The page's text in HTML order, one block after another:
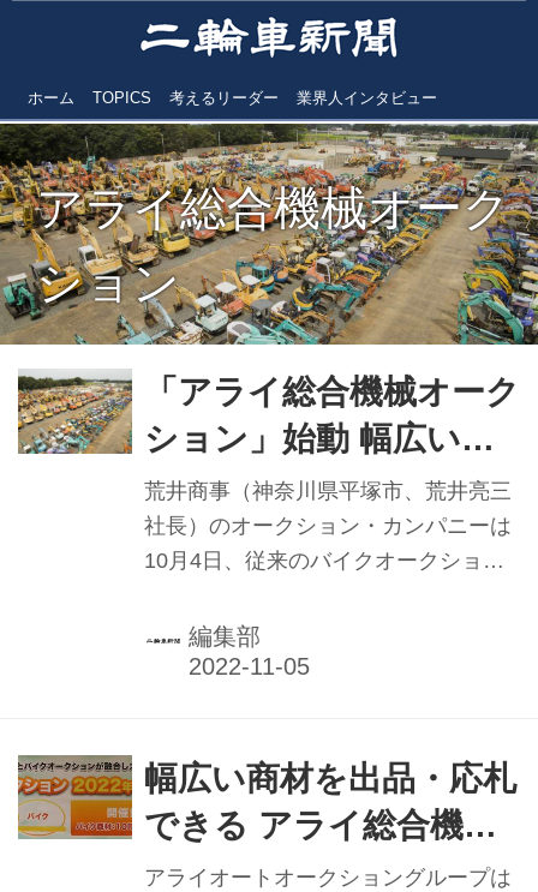
ホーム TOPICS 考えるリーダー 業界人インタビュー
アライ総合機械オーク
ション
「アライ総合機械オーク
ション」始動 幅広い商
材が取引可能に
荒井商事（神奈川県平塚市、荒井亮三
社長）のオークション・カンパニーは
10月4日、従来のバイクオークション
総合機械オークション」を開始した。
開催日時は毎週火曜10時より。会員は
可能となった。
編集部
幅広い商材を出品・応札
できる アライ総合機械
オークション始動
アライオートオークショングループは